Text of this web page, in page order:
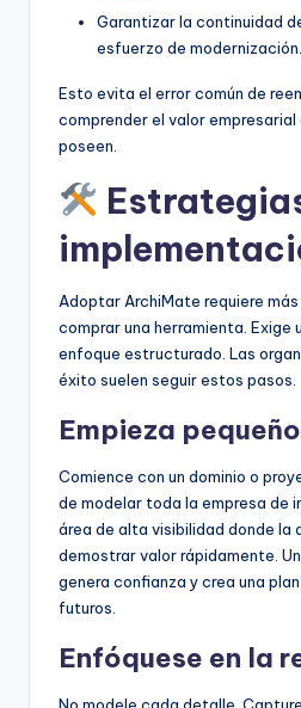
Garantizar la continuidad
esfuerzo de modernización.
Esto evita el error común de
comprender el valor
poseen.
Adoptar ArchiMate requiere
comprar una herramienta. Exige
enfoque estructurado. Las
éxito suelen seguir estos pasos.
Empieza pequeño
Comience con un dominio o
de modelar toda la empresa de
área de alta visibilidad donde la
demostrar valor rápidamente.
genera confianza y crea una
futuros.
Enfóquese en la
No modele cada detalle.